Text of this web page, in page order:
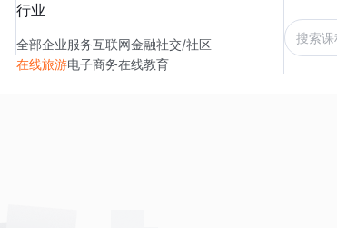
行业
全部企业服务互联网金融社交/社区
在线旅游电子商务在线教育